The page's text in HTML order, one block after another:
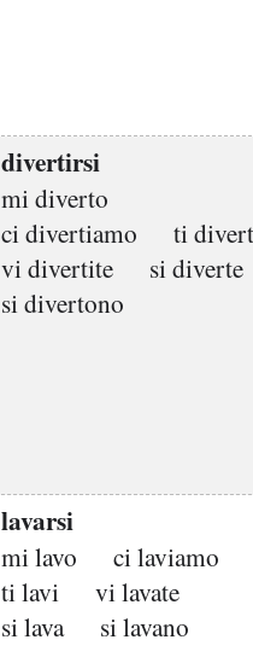
divertirsi
mi diverto
ci divertiamo
ti
vi divertite
si diverte
si divertono
lavarsi
mi lavo
ci laviamo
ti lavi
vi lavate
si lava
si lavano